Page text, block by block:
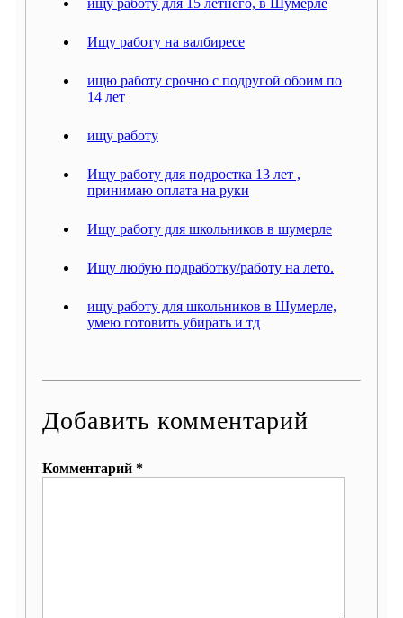
Ищу работу на валбиресе
ищю работу срочно с подругой обоим по
14 лет
ищу работу
Ищу работу для подростка 13 лет ,
принимаю оплата на руки
Ищу работу для школьников в шумерле
Ищу любую подработку/работу на лето.
ищу работу для школьников в Шумерле,
умею готовить убирать и тд
Добавить комментарий
Комментарий *